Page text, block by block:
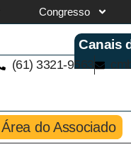
Congresso
Canais
(61) 3321-9563
Área do Associado